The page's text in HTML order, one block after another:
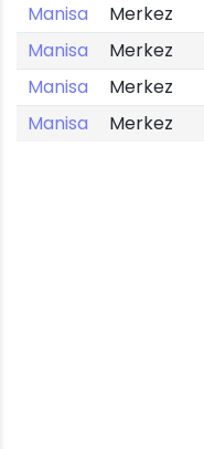
Manisa
Merkez
Manisa
Merkez
Manisa
Merkez
Manisa
Merkez